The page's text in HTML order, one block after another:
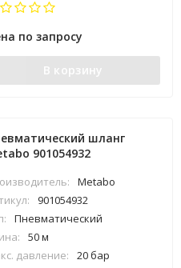
по запросу
В корзину
шланг
901054932
Metabo
901054932
Пневматический
50 м
давление:
20 бар